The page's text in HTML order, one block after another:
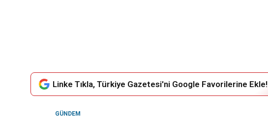
Linke Tıkla, Türkiye Gazetesi'ni Google Favorilerine Ekle!
GÜNDEM